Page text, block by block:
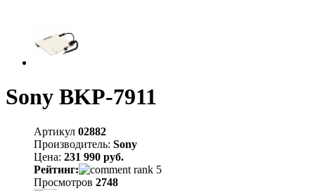
Sony BKP-7911
Артикул 02882
Производитель: Sony
Цена: 231 990 руб.
Рейтинг:
Просмотров 2748